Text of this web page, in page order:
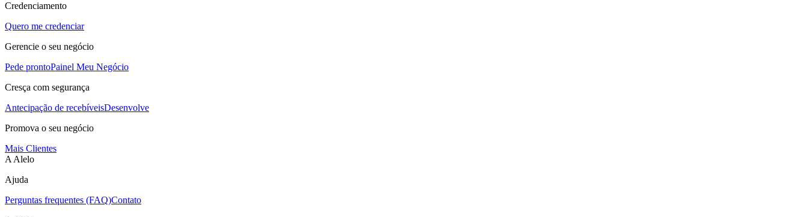
Credenciamento
Quero me credenciar
Gerencie o seu negócio
Pede prontoPainel Meu Negócio
Cresça com segurança
Antecipação de recebíveisDesenvolve
Promova o seu negócio
Mais Clientes
A Alelo
Ajuda
Perguntas frequentes (FAQ)Contato